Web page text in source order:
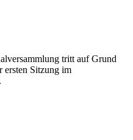
tritt auf Grund
ersten Sitzung im